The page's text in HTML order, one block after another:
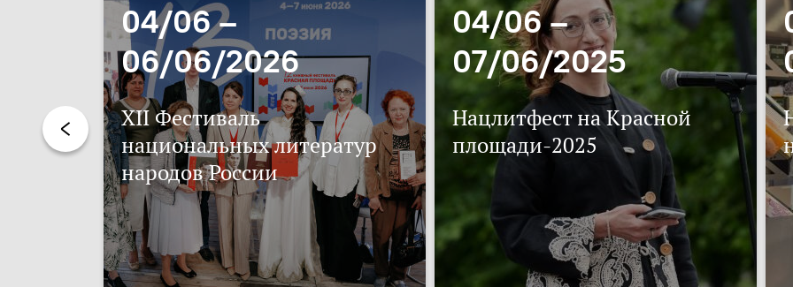
04/06 –
06/06/2026
XII Фестиваль
национальных литератур
народов России
04/06 –
07/06/2025
Нацлитфест на Красной
площади-2025